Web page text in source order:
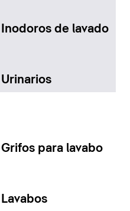
Inodoros de lavado
Urinarios
Grifos para lavabo
Lavabos